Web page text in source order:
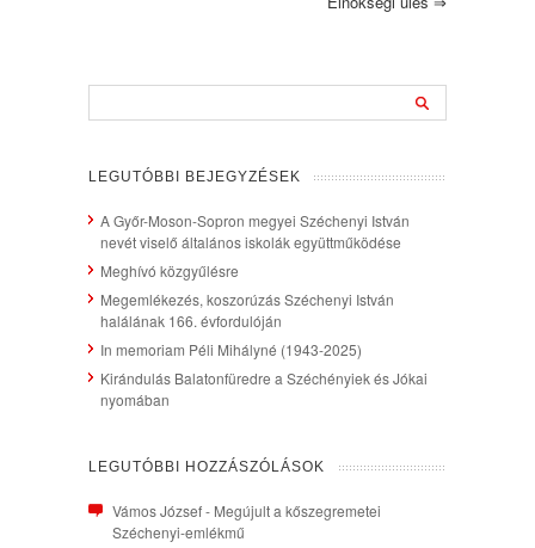
LEGUTÓBBI BEJEGYZÉSEK
A Győr-Moson-Sopron megyei Széchenyi István
nevét viselő általános iskolák együttműködése
Meghívó közgyűlésre
Megemlékezés, koszorúzás Széchenyi István
halálának 166. évfordulóján
In memoriam Péli Mihályné (1943-2025)
Kirándulás Balatonfüredre a Széchényiek és Jókai
nyomában
LEGUTÓBBI HOZZÁSZÓLÁSOK
Vámos József- Megújult a kőszegremetei
Széchenyi-emlékmű